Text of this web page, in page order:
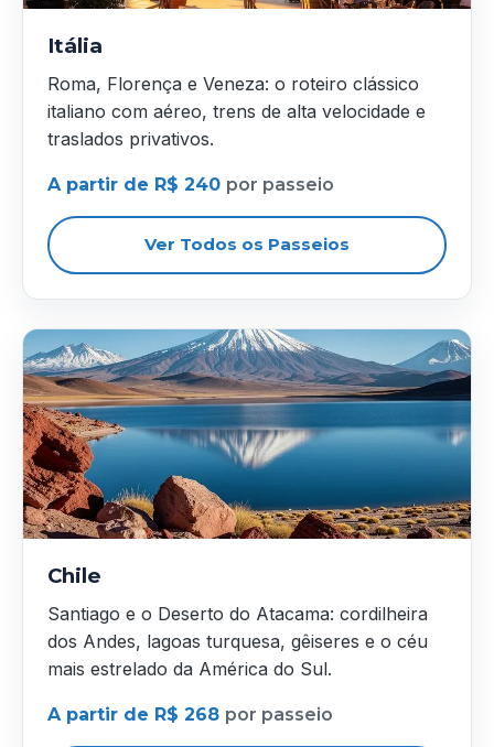
Itália
Roma, Florença e Veneza: o roteiro clássico
italiano com aéreo, trens de alta velocidade e
traslados privativos.
A partir de R$ 240 por passeio
Ver Todos os Passeios
Chile
Santiago e o Deserto do Atacama: cordilheira
dos Andes, lagoas turquesa, gêiseres e o céu
mais estrelado da América do Sul.
A partir de R$ 268 por passeio